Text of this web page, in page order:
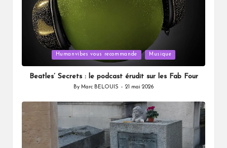
in
Humanvibes vous recommande Musique
Beatles’ Secrets : le podcast érudit sur les Fab Four
Posted
By Marc BELOUIS 21 mai 2026